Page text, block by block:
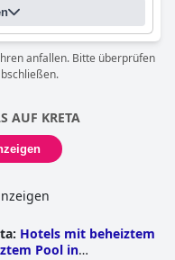
anfallen. Bitte überprüfen
AUF KRETA
: Hotels mit beheiztem
Pool in